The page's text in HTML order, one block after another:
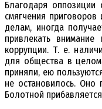
Благодаря оппозиции
смягчения
делам, иногда
привлекать
коррупции. Т. е.
для общества в
приняли, ею
не остановилось.
Болотной